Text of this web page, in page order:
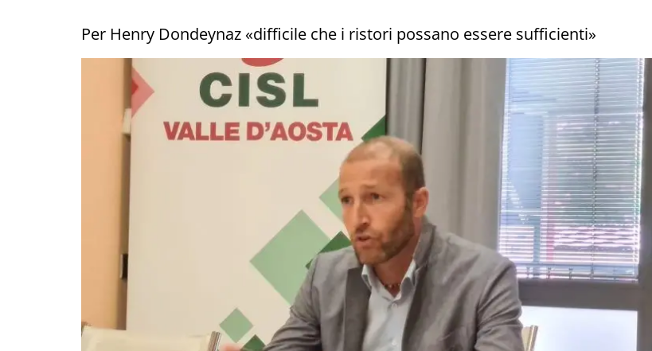
Per Henry Dondeynaz «difficile che i ristori possano essere sufficienti»